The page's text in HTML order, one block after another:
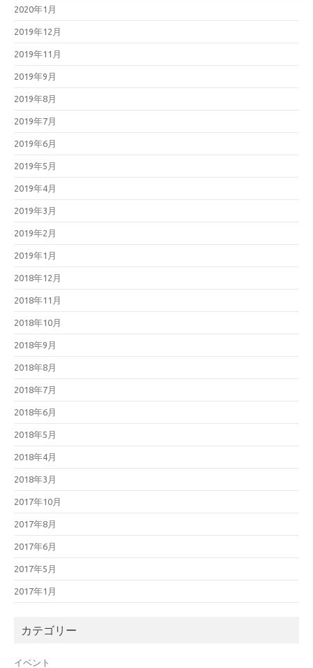
2020年1月
2019年12月
2019年11月
2019年9月
2019年8月
2019年7月
2019年6月
2019年5月
2019年4月
2019年3月
2019年2月
2019年1月
2018年12月
2018年11月
2018年10月
2018年9月
2018年8月
2018年7月
2018年6月
2018年5月
2018年4月
2018年3月
2017年10月
2017年8月
2017年6月
2017年5月
2017年1月
カテゴリー
イベント